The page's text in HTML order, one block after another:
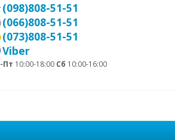
(098)808-51-51
(066)808-51-51
(073)808-51-51
Viber
Пт 10:00-18:00 Сб 10:00-16:00